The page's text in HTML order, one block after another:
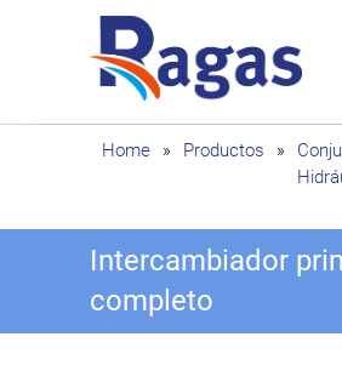
Home » Productos »
Intercambiador
completo